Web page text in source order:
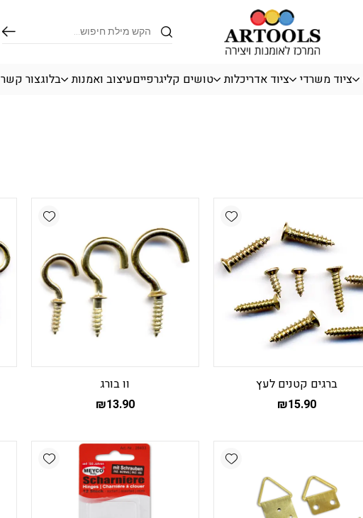
Products
search
ציוד משרדי ציוד אדריכלות טושים קליגרפייםעיצוב ואמנות בלוגצור קשר
Add wishlist
ברגים קטנים לעץ
₪15.90
Add wishlist
וו בורג
₪13.90
Add wishlist
Add wishlist